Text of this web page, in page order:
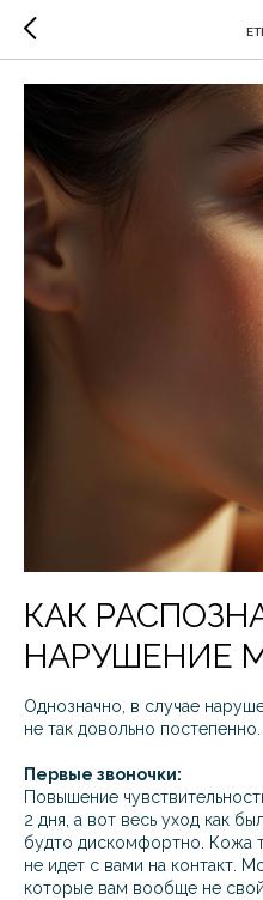
КАК
НАРУШЕНИЕ
Однозначно, в случае
не так довольно постепенно.
Первые звоночки:
Повышение
2 дня, а вот весь уход как
будто дискомфортно. Кожа
не идет с вами на контакт.
которые вам вообще не